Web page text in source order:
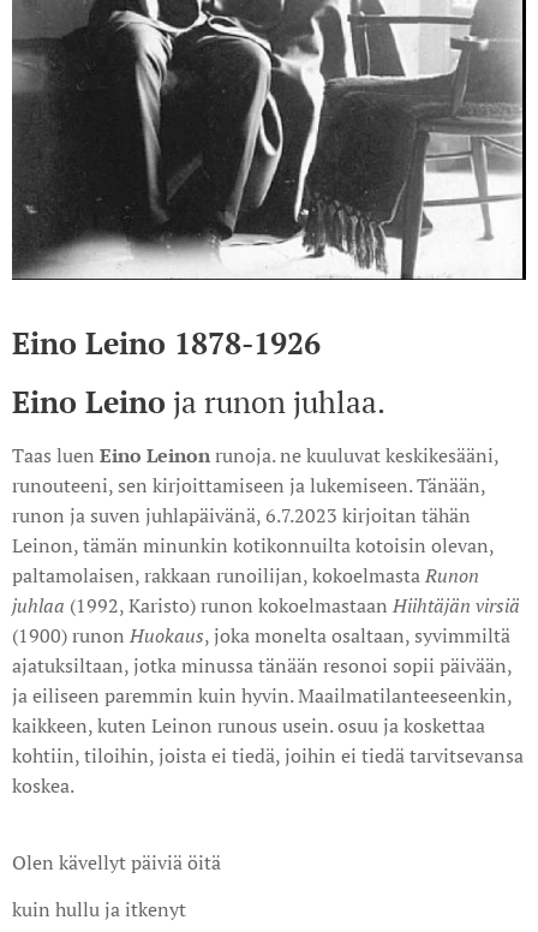
Eino Leino 1878-1926
Eino Leino ja runon juhlaa.
Taas luen Eino Leinonrunoja. ne kuuluvat keskikesääni,
runouteeni, sen kirjoittamiseen ja lukemiseen. Tänään,
runon ja suven juhlapäivänä, 6.7.2023 kirjoitan tähän
Leinon, tämän minunkin kotikonnuilta kotoisin olevan,
paltamolaisen, rakkaan runoilijan, kokoelmastaRunon
juhlaa (1992, Karisto) runon kokoelmastaan Hiihtäjän virsiä
(1900) runon Huokaus, joka monelta osaltaan, syvimmiltä
ajatuksiltaan, jotka minussa tänään resonoi sopii päivään,
ja eiliseen paremmin kuin hyvin. Maailmatilanteeseenkin,
kaikkeen, kuten Leinon runous usein. osuu ja koskettaa
kohtiin, tiloihin, joista ei tiedä, joihin ei tiedä tarvitsevansa
koskea.
Olen kävellyt päiviä öitä
kuin hullu ja itkenyt